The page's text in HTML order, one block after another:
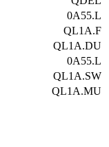
0A55.L
QL1A.F
QL1A.DU
0A55.L
QL1A.SW
QL1A.MU